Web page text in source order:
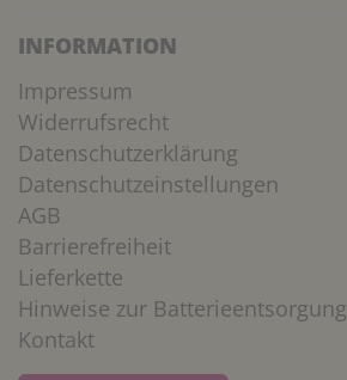
INFORMATION
Impressum
Widerrufsrecht
Datenschutzerklärung
Datenschutzeinstellungen
AGB
Barrierefreiheit
Lieferkette
Hinweise zur Batterieentsorgung
Kontakt